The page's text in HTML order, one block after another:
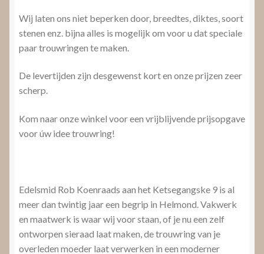
Wij laten ons niet beperken door, breedtes, diktes, soort
stenen enz. bijna alles is mogelijk om voor u dat speciale
paar trouwringen te maken.
De levertijden zijn desgewenst kort en onze prijzen zeer
scherp.
Kom naar onze winkel voor een vrijblijvende prijsopgave
voor úw idee trouwring!
Edelsmid Rob Koenraads aan het Ketsegangske 9 is al
meer dan twintig jaar een begrip in Helmond. Vakwerk
en maatwerk is waar wij voor staan, of je nu een zelf
ontworpen sieraad laat maken, de trouwring van je
overleden moeder laat verwerken in een moderner